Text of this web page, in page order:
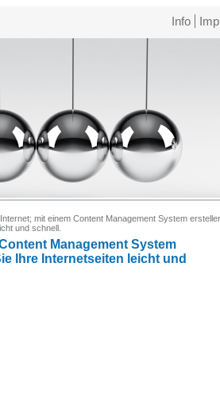
Info
mit einem Content Management System
und schnell.
Management System
Ihre Internetseiten leicht und